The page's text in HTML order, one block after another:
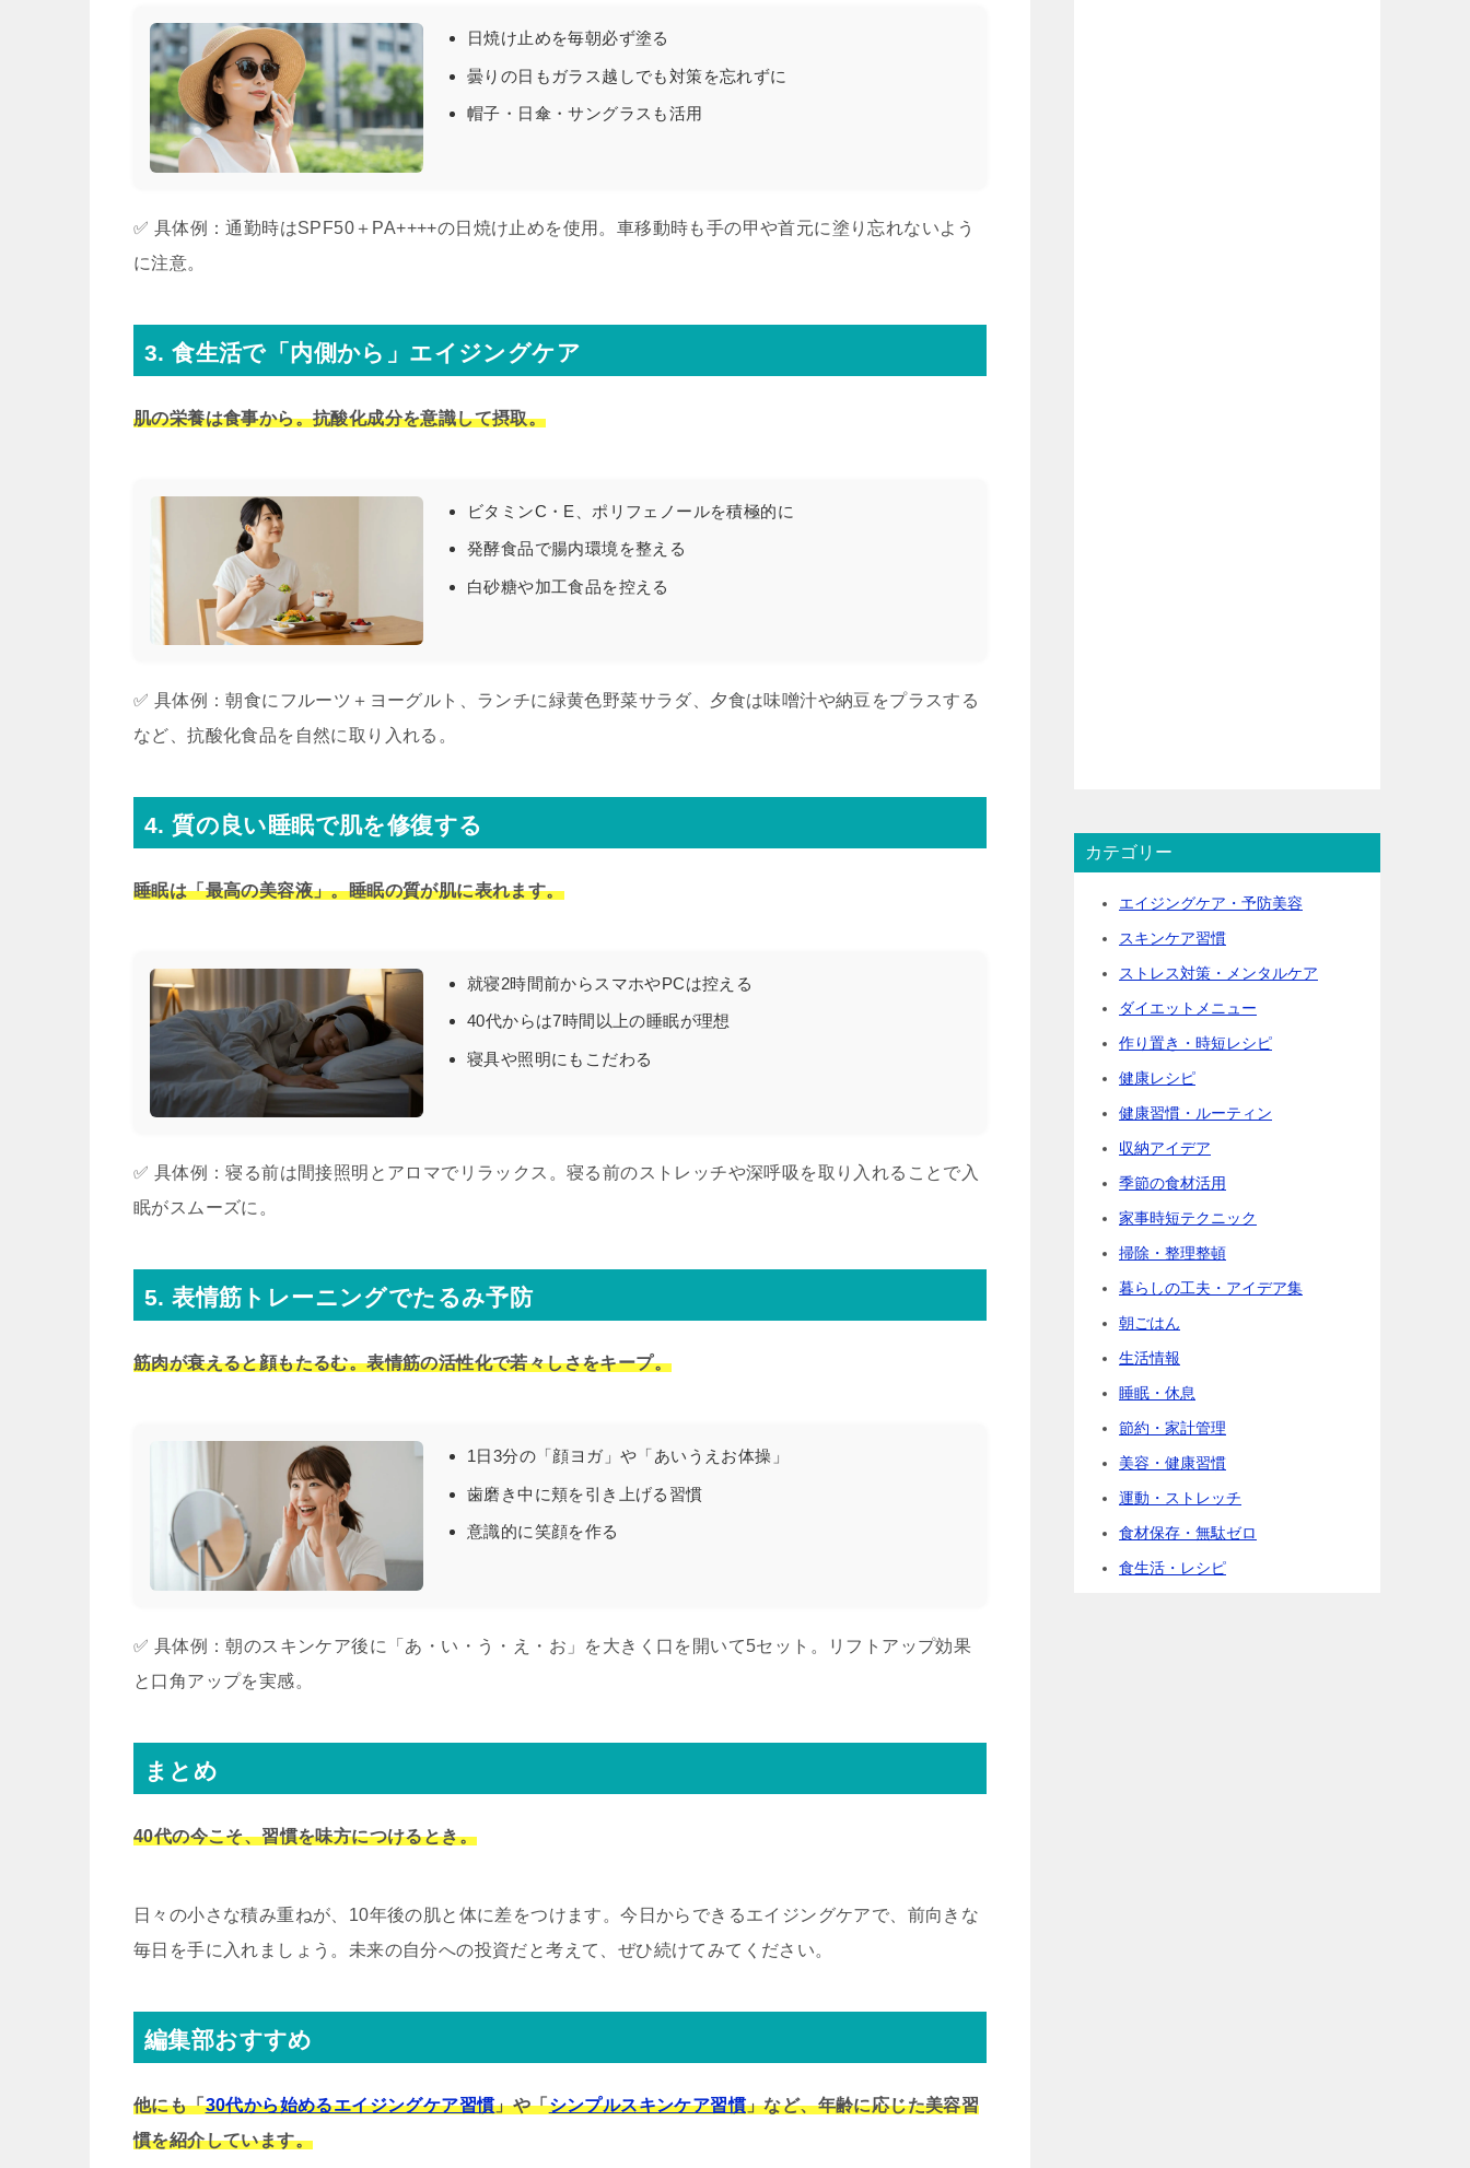
日焼け止めを毎朝必ず塗る
曇りの日もガラス越しでも対策を忘れずに
帽子・日傘・サングラスも活用
✅ 具体例：通勤時はSPF50＋PA++++の日焼け止めを使用。車移動時も手の甲や首元に塗り忘れないよう
に注意。
3. 食生活で「内側から」エイジングケア
肌の栄養は食事から。抗酸化成分を意識して摂取。
ビタミンC・E、ポリフェノールを積極的に
発酵食品で腸内環境を整える
白砂糖や加工食品を控える
✅ 具体例：朝食にフルーツ＋ヨーグルト、ランチに緑黄色野菜サラダ、夕食は味噌汁や納豆をプラスする
など、抗酸化食品を自然に取り入れる。
4. 質の良い睡眠で肌を修復する
睡眠は「最高の美容液」。睡眠の質が肌に表れます。
就寝2時間前からスマホやPCは控える
40代からは7時間以上の睡眠が理想
寝具や照明にもこだわる
✅ 具体例：寝る前は間接照明とアロマでリラックス。寝る前のストレッチや深呼吸を取り入れることで入
眠がスムーズに。
5. 表情筋トレーニングでたるみ予防
筋肉が衰えると顔もたるむ。表情筋の活性化で若々しさをキープ。
1日3分の「顔ヨガ」や「あいうえお体操」
歯磨き中に頬を引き上げる習慣
意識的に笑顔を作る
✅ 具体例：朝のスキンケア後に「あ・い・う・え・お」を大きく口を開いて5セット。リフトアップ効果
と口角アップを実感。
まとめ
40代の今こそ、習慣を味方につけるとき。
日々の小さな積み重ねが、10年後の肌と体に差をつけます。今日からできるエイジングケアで、前向きな
毎日を手に入れましょう。未来の自分への投資だと考えて、ぜひ続けてみてください。
編集部おすすめ
他にも「30代から始めるエイジングケア習慣」や「シンプルスキンケア習慣」など、年齢に応じた美容習
慣を紹介しています。
カテゴリー
エイジングケア・予防美容
スキンケア習慣
ストレス対策・メンタルケア
ダイエットメニュー
作り置き・時短レシピ
健康レシピ
健康習慣・ルーティン
収納アイデア
季節の食材活用
家事時短テクニック
掃除・整理整頓
暮らしの工夫・アイデア集
朝ごはん
生活情報
睡眠・休息
節約・家計管理
美容・健康習慣
運動・ストレッチ
食材保存・無駄ゼロ
食生活・レシピ